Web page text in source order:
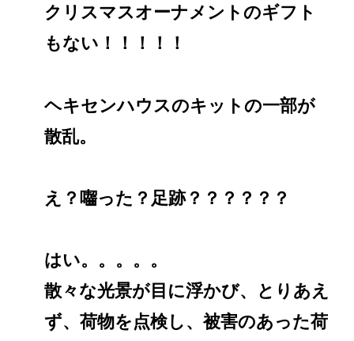
クリスマスオーナメントのギフト
もない！！！！！
ヘキセンハウスのキットの一部が
散乱。
え？囓った？足跡？？？？？？
はい。。。。。
散々な光景が目に浮かび、とりあえ
ず、荷物を点検し、被害のあった荷